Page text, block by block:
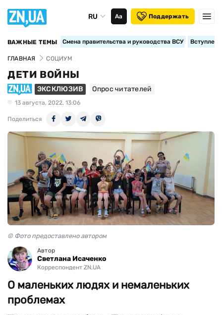
RU Аа Поддержать
ВАЖНЫЕ ТЕМЫ Смена правительства и руководства ВСУ
ГЛАВНАЯ СОЦИУМ
ДЕТИ ВОЙНЫ
ЭКСКЛЮЗИВ Опрос читателей
13 августа, 2022, 13:06
Поделиться
© Фото предоставлено автором
Автор
Светлана Исаченко
Корреспондент ZN.UA
О маленьких людях и немаленьких
проблемах